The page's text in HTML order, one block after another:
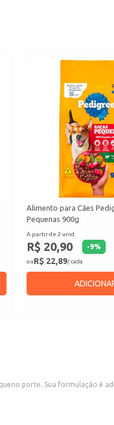
Alimento para Cães
Pequenas 900g
A partir de 2 unid.
R$ 20,90 -9%
ouR$ 22,89/ cada
específicas dessas